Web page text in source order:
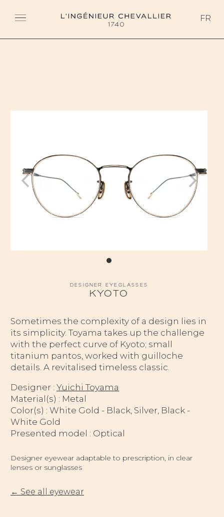
L'ingénieur Chevallier
FR
DESIGNER EYEGLASSES
KYOTO
Sometimes the complexity of a design lies in
its simplicity. Toyama takes up the challenge
with the perfect curve of Kyoto; small
titanium pantos, worked with guilloche
details. A revitalised timeless classic.
Designer : Yuichi Toyama
Material(s) : Metal
Color(s) : White Gold - Black, Silver, Black -
White Gold
Presented model : Optical
Designer eyewear adaptable to prescription, in clear
lenses or sunglasses
← See all eyewear